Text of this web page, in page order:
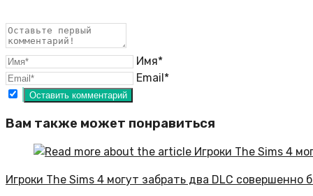
Имя*
Email*
Вам также может понравиться
Игроки The Sims 4 могут забрать два DLC совершенно